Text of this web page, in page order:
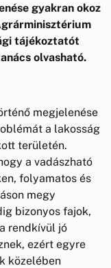
gyakran okoz
tájékoztatót
olvasható.
megjelenése
a lakosság
területén.
a vadászható
folyamatos és
megy
bizonyos fajok,
rendkívül jó
ezért egyre
közelében